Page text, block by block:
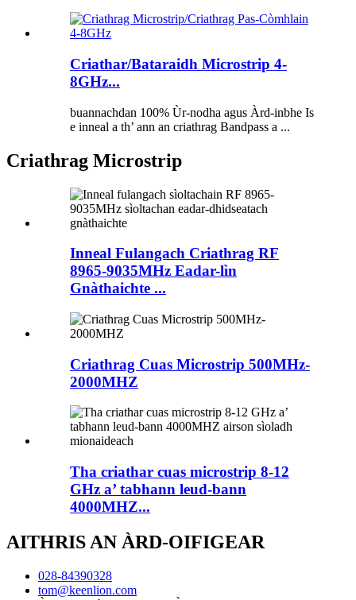
Criathar/Bataraidh Microstrip 4-
8GHz...
buannachdan 100% Ùr-nodha agus Àrd-inbhe Is
e inneal a th’ ann an criathrag Bandpass a ...
Criathrag Microstrip
Inneal Fulangach Criathrag RF
8965-9035MHz Eadar-lìn
Gnàthaichte ...
Criathrag Cuas Microstrip 500MHz-
2000MHZ
Tha criathar cuas microstrip 8-12
GHz a’ tabhann leud-bann
4000MHZ...
AITHRIS AN ÀRD-OIFIGEAR
028-84390328
tom@keenlion.com